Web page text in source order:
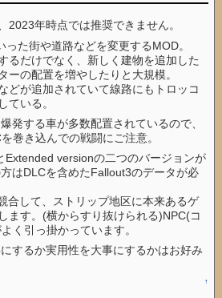
2023年時点では推奨できません。
った街や道路などを変更するMOD。
るだけでなく、新しく建物を追加した
ーの配置を増やしたりと大規模。
どが追加されていて線路にもトロッコ
ている。
発する車が多数配置されているので、
巻き込んでの戦闘にご注意。
Extended versionの二つのバージョンが
はDLCを含めたFallout3のデータが必
合して、ストリップ地区に本来あるゲ
ます。(横からすり抜けられる)NPC(コ
く引っ掛かっています。
するか実用性を大事にするかはお好み
↑